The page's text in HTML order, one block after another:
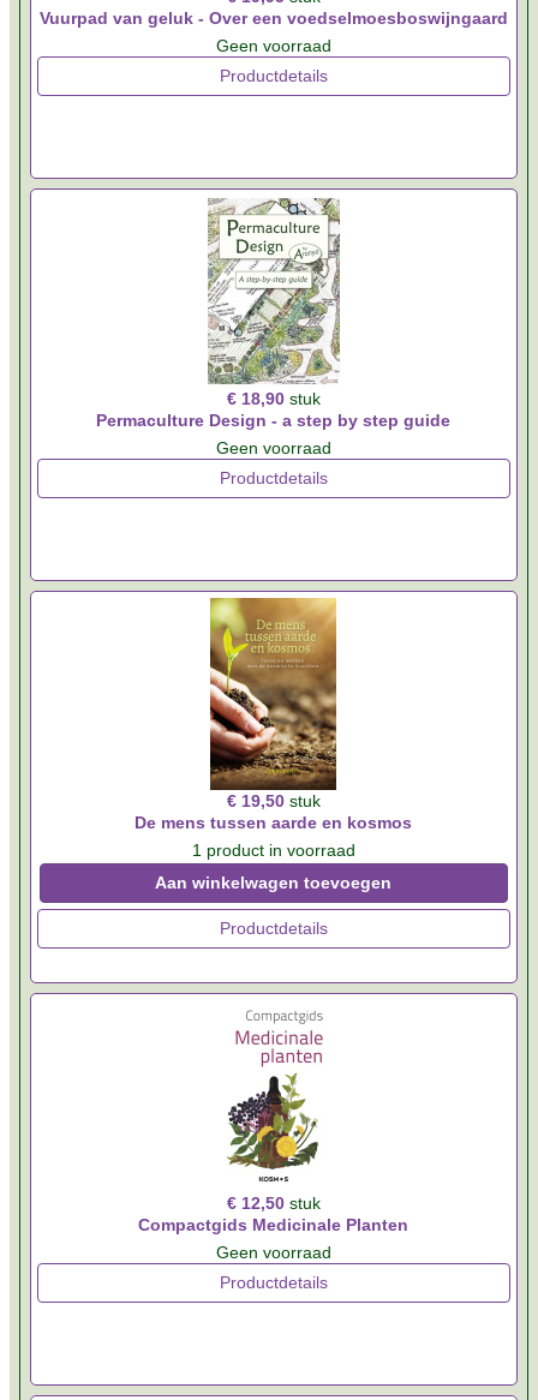
Vuurpad van geluk - Over een voedselmoesboswijngaard
Geen voorraad
Productdetails
€ 18,90 stuk
Permaculture Design - a step by step guide
Geen voorraad
Productdetails
€ 19,50 stuk
De mens tussen aarde en kosmos
1 product in voorraad
Aan winkelwagen toevoegen
Productdetails
€ 12,50 stuk
Compactgids Medicinale Planten
Geen voorraad
Productdetails